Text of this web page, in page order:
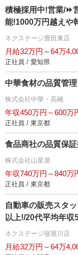
積極採用中!営業/⏩️
能!1000万円越えや
ネクステージ豊田東店
月給32万円～64万
正社員 / 愛知県
中華食材の品質管理
株式会社中華・高橋
年収450万円～600万
正社員 / 東京都
食品商社の品質保
株式会社山星屋
年収740万円～840万
正社員 / 東京都
自動車の販売スタ
以上!/20代平均年収
ネクステージ寝屋川店
月給32万円～64万